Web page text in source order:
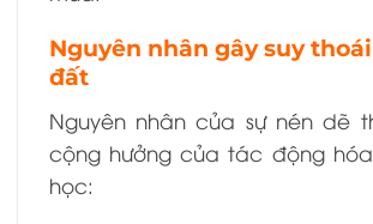
Nguyên nhân gây suy
đất
Nguyên nhân của sự nén dẽ
cộng hưởng của tác động
học: